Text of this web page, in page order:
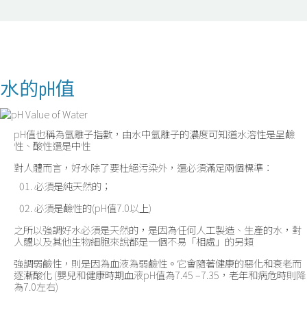
水的pH值
pH值也稱為氫離子指數，由水中氫離子的濃度可知道水溶性是呈鹼
性、酸性還是中性
對人體而言，好水除了要杜絕污染外，還必須滿足兩個標準：
必須是純天然的；
必須是鹼性的(pH值7.0以上)
之所以強調好水必須是天然的，是因為任何人工製造、生產的水，對
人體以及其他生物細胞來說都是一個不易「相處」的另類
強調弱鹼性，則是因為血液為弱鹼性。它會隨著健康的惡化和衰老而
逐漸酸化 (嬰兒和健康時期血液pH值為7.45 ‒7.35，老年和病危時則降
為7.0左右)